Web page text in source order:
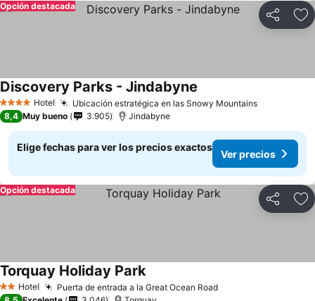
Compartir
Opción destacada
4 EstrellasHotel Ubicación estratégica en las Snowy MountainsVer
Discovery Parks - Jindabyne
8,4 Muy bueno 3.905 Jindabyne
Elige fechas para ver los precios exactos
Ver precios
Compartir
Opción destacada
2 Estrellas
Hotel Puerta de entrada a la Great Ocean RoadVer precios
Torquay Holiday ParkVer precios